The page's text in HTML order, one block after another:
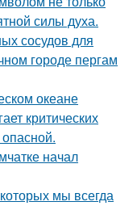
силы духа.
сосудов для
городе пергам
океане
критических
начал
мы всегда